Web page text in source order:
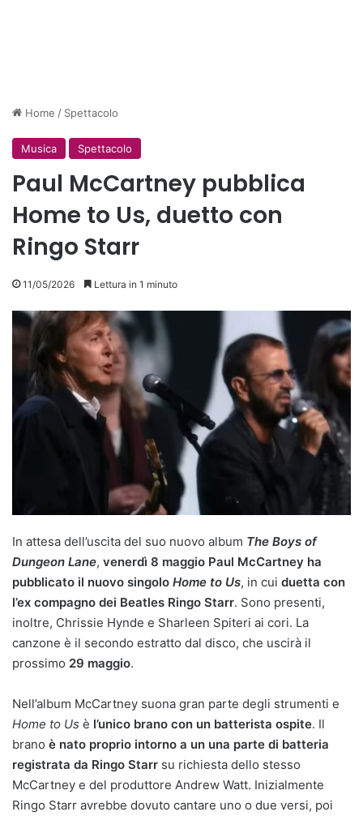
Home / Spettacolo
Musica Spettacolo
Paul McCartney pubblica
Home to Us, duetto con
Ringo Starr
11/05/2026 Lettura in 1 minuto
In attesa dell’uscita del suo nuovo album The Boys of
Dungeon Lane, venerdì 8 maggio Paul McCartney ha
pubblicato il nuovo singolo Home to Us, in cui duetta con
l’ex compagno dei Beatles Ringo Starr. Sono presenti,
inoltre, Chrissie Hynde e Sharleen Spiteri ai cori. La
canzone è il secondo estratto dal disco, che uscirà il
prossimo 29 maggio.
Nell’album McCartney suona gran parte degli strumenti e
Home to Us è l’unico brano con un batterista ospite. Il
brano è nato proprio intorno a un una parte di batteria
registrata da Ringo Starr su richiesta dello stesso
McCartney e del produttore Andrew Watt. Inizialmente
Ringo Starr avrebbe dovuto cantare uno o due versi, poi